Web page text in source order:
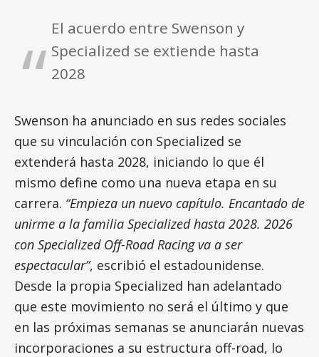
El acuerdo entre Swenson y
Specialized se extiende hasta
2028
Swenson ha anunciado en sus redes sociales
que su vinculación con Specialized se
extenderá hasta 2028, iniciando lo que él
mismo define como una nueva etapa en su
carrera. “Empieza un nuevo capítulo. Encantado de
unirme a la familia Specialized hasta 2028. 2026
con Specialized Off-Road Racing va a ser
espectacular”, escribió el estadounidense.
Desde la propia Specialized han adelantado
que este movimiento no será el último y que
en las próximas semanas se anunciarán nuevas
incorporaciones a su estructura off-road, lo